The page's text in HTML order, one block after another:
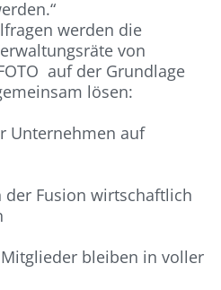
werden die
von
auf der Grundlage
lösen:
Unternehmen auf
Fusion wirtschaftlich
bleiben in voller